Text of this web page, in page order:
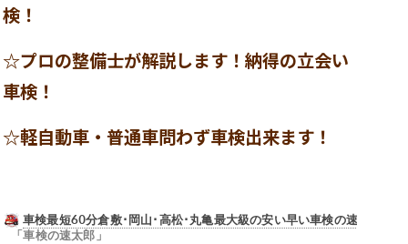
検！
☆プロの整備士が解説します！納得の立会い
車検！
☆軽自動車・普通車問わず車検出来ます！